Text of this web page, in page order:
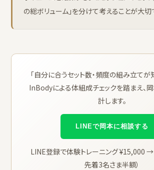
の総ボリューム」を分けて考えることが大切
「自分に合うセット数・頻度の組み立て
InBodyによる体組成チェックを踏まえ、
計します。
LINEで岡本に相談する
LINE登録で体験トレーニング ¥15,000 →
先着3名さま半額）